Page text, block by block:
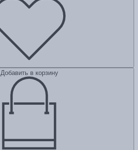
Добавить в корзину